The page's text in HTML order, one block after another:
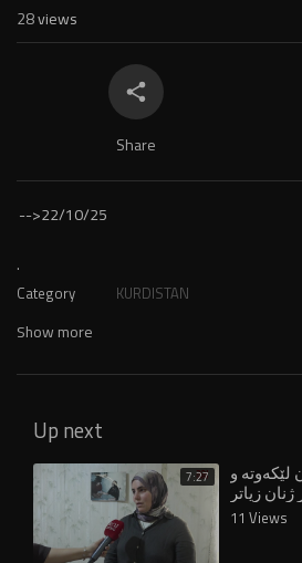
28views
Share
-->22/10/25
.
Category KURDISTAN
Show more
Up next
7:27 لێکەوتە و
زیاتر
11 Views